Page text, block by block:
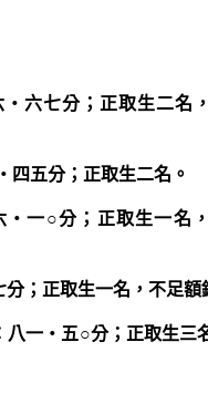
‧六七分；正取生二名
五分；正取生二名。
‧一○分；正取生一名
；正取生一名，不足額
八一‧五○分；正取生三